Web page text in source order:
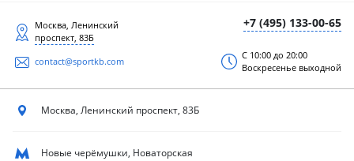
+7 (495) 133-00-65
Москва, Ленинский
проспект, 83Б
contact@sportkb.com
С 10:00 до 20:00
Воскресенье выходной
Москва, Ленинский проспект, 83Б
Новые черёмушки, Новаторская